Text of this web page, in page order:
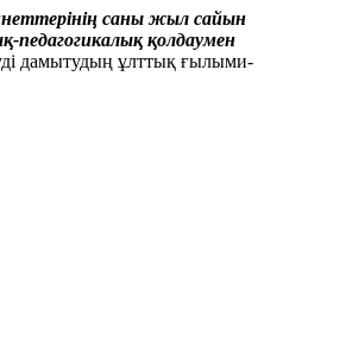
саны жыл сайын
қолдаумен
дамытудың ұлттық ғылыми-